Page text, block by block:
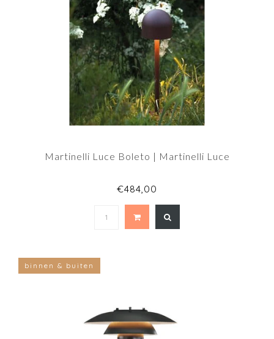
Martinelli Luce Boleto | Martinelli Luce
€484,00
binnen & buiten